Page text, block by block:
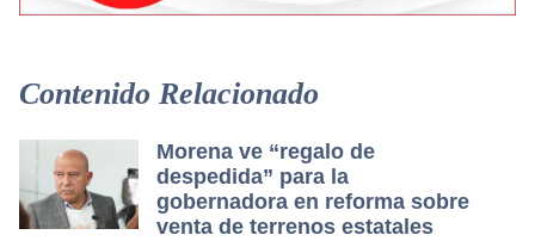
Contenido Relacionado
Morena ve “regalo de
despedida” para la
gobernadora en reforma sobre
venta de terrenos estatales